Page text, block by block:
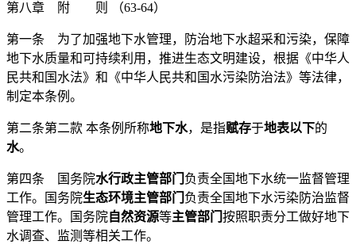
第八章 附 则 （63-64）
第一条 为了加强地下水管理，防治地下水超采和污染，保障
地下水质量和可持续利用，推进生态文明建设，根据《中华人
民共和国水法》和《中华人民共和国水污染防治法》等法律，
制定本条例。
第二条第二款 本条例所称地下水，是指赋存于地表以下的
水。
第四条 国务院水行政主管部门 负责全国地下水统一监督管理
工作。国务院生态环境主管部门 负责全国地下水污染防治监督
管理工作。国务院自然资源等主管部门 按照职责分工做好地下
水调查、监测等相关工作。